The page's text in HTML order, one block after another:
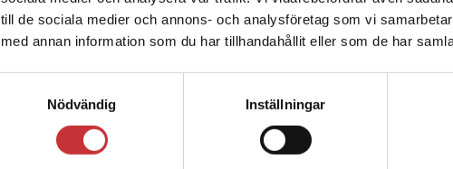
till de sociala medier och annons- och analysföretag som vi
med annan information som du har tillhandahållit eller som de har
Nödvändig
Inställningar
Sverige. För att kunna slutföra ett köp
leveransadressen vara i Sverige.Läs
Viktorija